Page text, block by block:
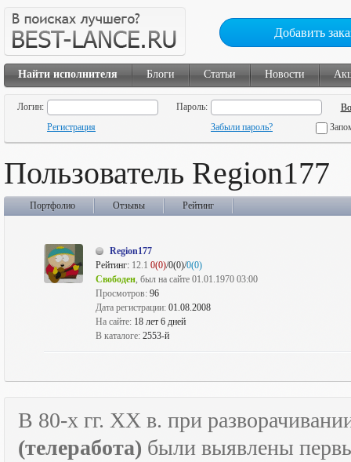
Добавить
Найти исполнителя Блоги Статьи Новости
Логин:
Пароль:
Регистрация
Забыли пароль?
Пользователь Region177
Портфолио Отзывы Рейтинг
Region177
Рейтинг: 12.1 0(0)/0(0)/0(0)
Свободен, был на сайте 01.01.1970 03:00
Просмотров: 96
Дата регистрации: 01.08.2008
На сайте: 18 лет 6 дней
В каталоге: 2553-й
В 80-х гг. XX в. при
(телеработа) были выявлены